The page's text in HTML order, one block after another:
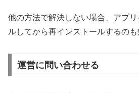
他の方法で解決しない場合、アプ
ルしてから再インストールするのも
運営に問い合わせる